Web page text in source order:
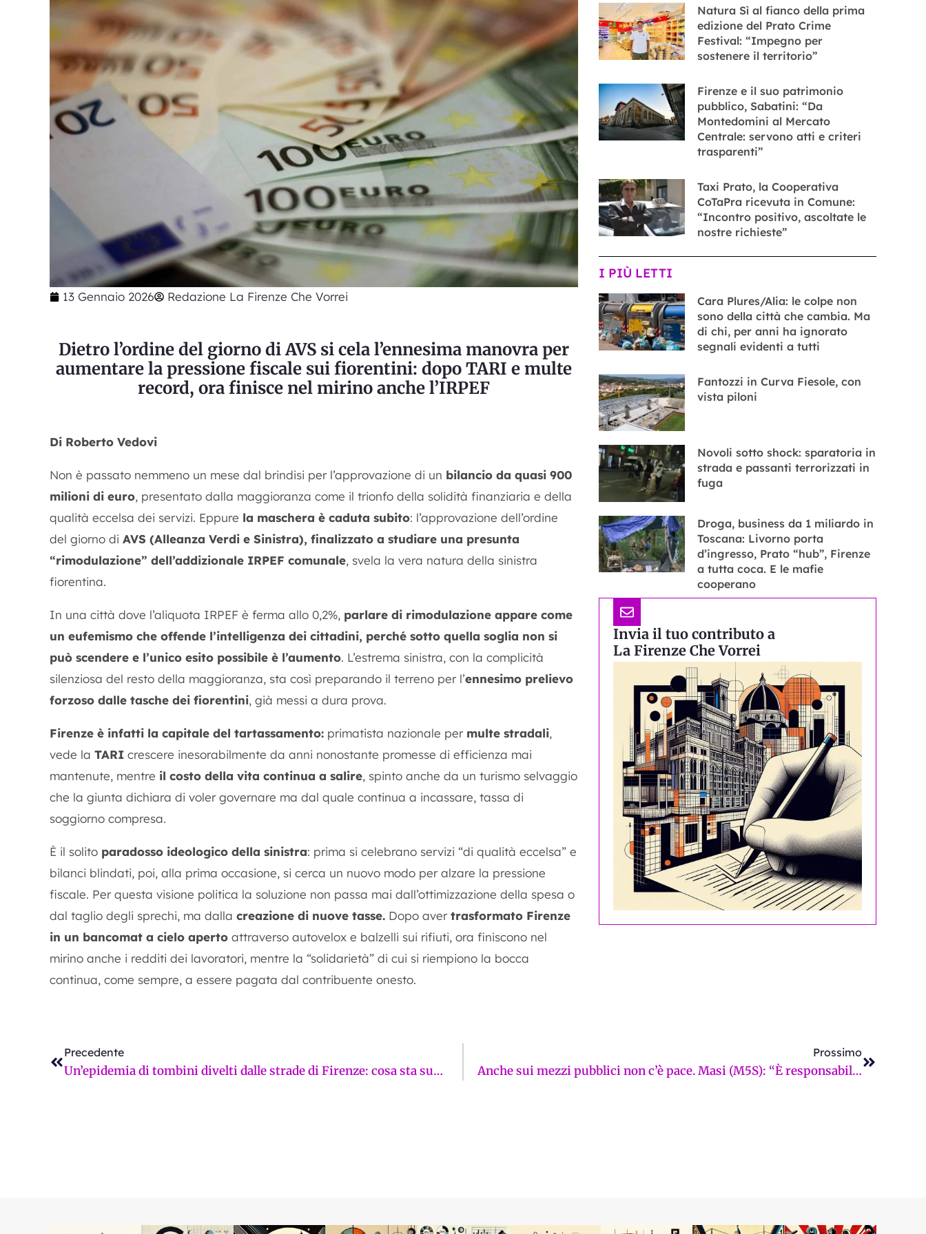
13 Gennaio 2026 Redazione La Firenze Che Vorrei
Dietro l’ordine del giorno di AVS si cela l’ennesima manovra per
aumentare la pressione fiscale sui fiorentini: dopo TARI e multe
record, ora finisce nel mirino anche l’IRPEF
Di Roberto Vedovi
Non è passato nemmeno un mese dal brindisi per l’approvazione di un bilancio da quasi 900
milioni di euro, presentato dalla maggioranza come il trionfo della solidità finanziaria e della
qualità eccelsa dei servizi. Eppure la maschera è caduta subito: l’approvazione dell’ordine
del giorno di AVS (Alleanza Verdi e Sinistra), finalizzato a studiare una presunta
“rimodulazione” dell’addizionale IRPEF comunale, svela la vera natura della sinistra
fiorentina.
In una città dove l’aliquota IRPEF è ferma allo 0,2%, parlare di rimodulazione appare come
un eufemismo che offende l’intelligenza dei cittadini, perché sotto quella soglia non si
può scendere e l’unico esito possibile è l’aumento. L’estrema sinistra, con la complicità
silenziosa del resto della maggioranza, sta così preparando il terreno per l’ennesimo prelievo
forzoso dalle tasche dei fiorentini, già messi a dura prova.
Firenze è infatti la capitale del tartassamento: primatista nazionale per multe stradali,
vede la TARI crescere inesorabilmente da anni nonostante promesse di efficienza mai
mantenute, mentre il costo della vita continua a salire, spinto anche da un turismo selvaggio
che la giunta dichiara di voler governare ma dal quale continua a incassare, tassa di
soggiorno compresa.
È il solito paradosso ideologico della sinistra: prima si celebrano servizi “di qualità eccelsa” e
bilanci blindati, poi, alla prima occasione, si cerca un nuovo modo per alzare la pressione
fiscale. Per questa visione politica la soluzione non passa mai dall’ottimizzazione della spesa o
dal taglio degli sprechi, ma dalla creazione di nuove tasse. Dopo avertrasformato Firenze
in un bancomat a cielo aperto attraverso autovelox e balzelli sui rifiuti, ora finiscono nel
mirino anche i redditi dei lavoratori, mentre la “solidarietà” di cui si riempiono la bocca
continua, come sempre, a essere pagata dal contribuente onesto.
Natura Sì al fianco della prima
edizione del Prato Crime
Festival: “Impegno per
sostenere il territorio”
Firenze e il suo patrimonio
pubblico, Sabatini: “Da
Montedomini al Mercato
Centrale: servono atti e criteri
trasparenti”
Taxi Prato, la Cooperativa
CoTaPra ricevuta in Comune:
“Incontro positivo, ascoltate le
nostre richieste”
I PIÙ LETTI
Cara Plures/Alia: le colpe non
sono della città che cambia. Ma
di chi, per anni ha ignorato
segnali evidenti a tutti
Fantozzi in Curva Fiesole, con
vista piloni
Novoli sotto shock: sparatoria in
strada e passanti terrorizzati in
fuga
Droga, business da 1 miliardo in
Toscana: Livorno porta
d’ingresso, Prato “hub”, Firenze
a tutta coca. E le mafie
cooperano
Invia il tuo contributo a
La Firenze Che Vorrei
Precedente
Un’epidemia di tombini divelti dalle strade di Firenze: cosa sta succedendo?
Prossimo
Anche sui mezzi pubblici non c’è pace. Masi (M5S): “È responsabilità di tutte le istituzioni”